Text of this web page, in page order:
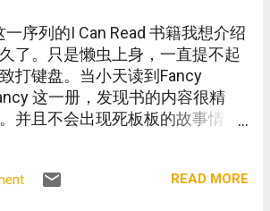
一序列的I Can Read 书籍我想介绍
了。只是懒虫上身，一直提不起
打键盘。当小天读到Fancy
这一册，发现书的内容很精
并且不会出现死板板的故事情
READ MORE